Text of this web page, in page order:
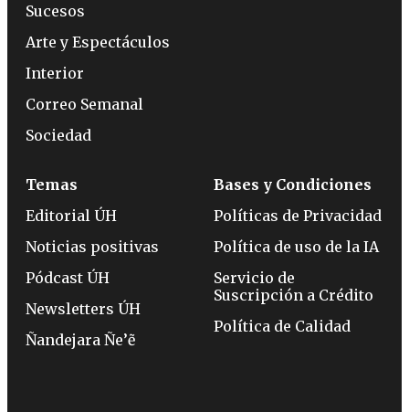
Sucesos
Arte y Espectáculos
Interior
Correo Semanal
Sociedad
Temas
Editorial ÚH
Noticias positivas
Pódcast ÚH
Newsletters ÚH
Ñandejara Ñe’ẽ
Bases y Condiciones
Políticas de Privacidad
Política de uso de la IA
Servicio de
Suscripción a Crédito
Política de Calidad